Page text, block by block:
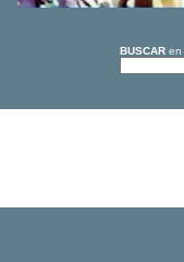
BUSCAR en